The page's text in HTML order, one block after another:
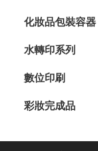
化妝品包裝容器
水轉印系列
數位印刷
彩妝完成品